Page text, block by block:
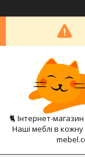
🐈 Інтернет-
Наші меблі в